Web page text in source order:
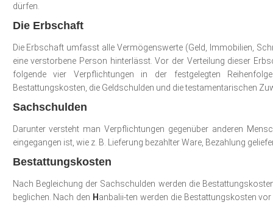
dürfen.
Die Erbschaft
Die Erbschaft umfasst alle Vermögenswerte (Geld, Immobilien,
eine verstorbene Person hinterlässt. Vor der Verteilung dieser
folgende vier Verpflichtungen in der festgelegten
Bestattungskosten, die Geldschulden und die testamentarischen
Sachschulden
Darunter versteht man Verpflichtungen gegenüber anderen
eingegangen ist, wie z. B. Lieferung bezahlter Ware, Bezahlung
Bestattungskosten
Nach Begleichung der Sachschulden werden die
beglichen. Nach den H anbalii-ten werden die Bestattungskosten